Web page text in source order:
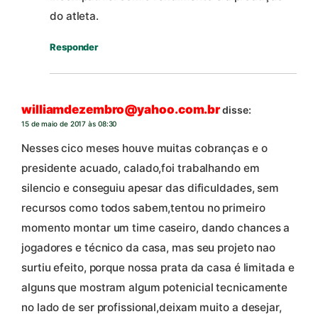
do atleta.
Responder
williamdezembro@yahoo.com.brdisse:
15 de maio de 2017 às 08:30
Nesses cico meses houve muitas cobranças e o
presidente acuado, calado,foi trabalhando em
silencio e conseguiu apesar das dificuldades, sem
recursos como todos sabem,tentou no primeiro
momento montar um time caseiro, dando chances a
jogadores e técnico da casa, mas seu projeto nao
surtiu efeito, porque nossa prata da casa é limitada e
alguns que mostram algum potenicial tecnicamente
no lado de ser profissional,deixam muito a desejar,